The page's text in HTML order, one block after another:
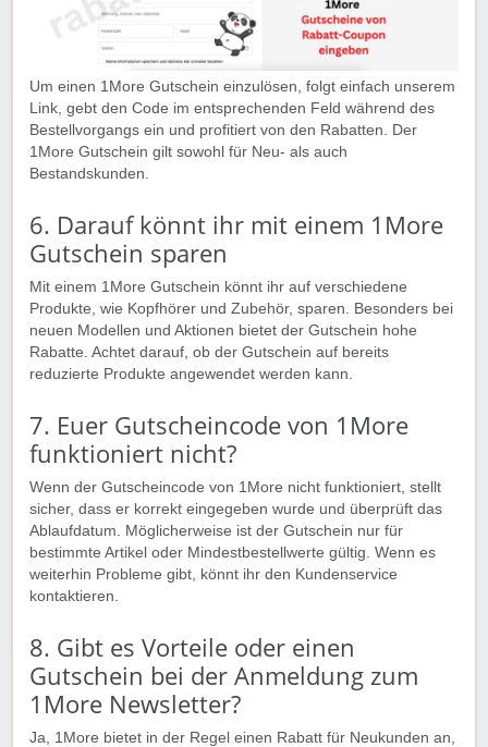
Um einen 1More Gutschein einzulösen, folgt einfach unserem
Link, gebt den Code im entsprechenden Feld während des
Bestellvorgangs ein und profitiert von den Rabatten. Der
1More Gutschein gilt sowohl für Neu- als auch
Bestandskunden.
6. Darauf könnt ihr mit einem 1More
Gutschein sparen
Mit einem 1More Gutschein könnt ihr auf verschiedene
Produkte, wie Kopfhörer und Zubehör, sparen. Besonders bei
neuen Modellen und Aktionen bietet der Gutschein hohe
Rabatte. Achtet darauf, ob der Gutschein auf bereits
reduzierte Produkte angewendet werden kann.
7. Euer Gutscheincode von 1More
funktioniert nicht?
Wenn der Gutscheincode von 1More nicht funktioniert, stellt
sicher, dass er korrekt eingegeben wurde und überprüft das
Ablaufdatum. Möglicherweise ist der Gutschein nur für
bestimmte Artikel oder Mindestbestellwerte gültig. Wenn es
weiterhin Probleme gibt, könnt ihr den Kundenservice
kontaktieren.
8. Gibt es Vorteile oder einen
Gutschein bei der Anmeldung zum
1More Newsletter?
Ja, 1More bietet in der Regel einen Rabatt für Neukunden an,